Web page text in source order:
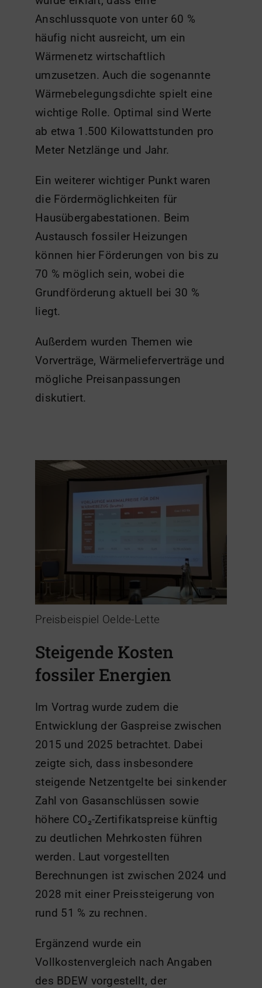
Anschlussquote von unter 60 %
häufig nicht ausreicht, um ein
Wärmenetz wirtschaftlich
umzusetzen. Auch die sogenannte
Wärmebelegungsdichte spielt eine
wichtige Rolle. Optimal sind Werte
ab etwa 1.500 Kilowattstunden pro
Meter Netzlänge und Jahr.
Ein weiterer wichtiger Punkt waren
die Fördermöglichkeiten für
Hausübergabestationen. Beim
Austausch fossiler Heizungen
können hier Förderungen von bis zu
70 % möglich sein, wobei die
Grundförderung aktuell bei 30 %
liegt.
Außerdem wurden Themen wie
Vorverträge, Wärmelieferverträge und
mögliche Preisanpassungen
diskutiert.
Preisbeispiel Oelde-Lette
Steigende Kosten
fossiler Energien
Im Vortrag wurde zudem die
Entwicklung der Gaspreise zwischen
2015 und 2025 betrachtet. Dabei
zeigte sich, dass insbesondere
steigende Netzentgelte bei sinkender
Zahl von Gasanschlüssen sowie
höhere CO₂-Zertifikatspreise künftig
zu deutlichen Mehrkosten führen
werden. Laut vorgestellten
Berechnungen ist zwischen 2024 und
2028 mit einer Preissteigerung von
rund 51 % zu rechnen.
Ergänzend wurde ein
Vollkostenvergleich nach Angaben
des BDEW vorgestellt, der